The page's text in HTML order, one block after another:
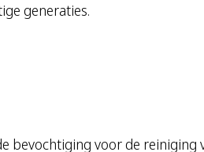
generaties.
bevochtiging voor de reiniging